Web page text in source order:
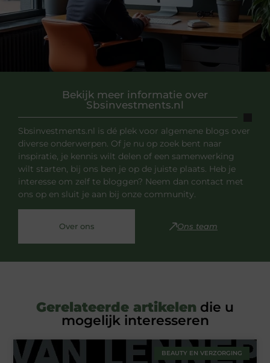
Bekijk meer informatie over
Sbsinvestments.nl
Sbsinvestments.nl is dé plek voor algemene blogs over
diverse onderwerpen. Of je nu op zoek bent naar
inspiratie, je kennis wilt delen of een samenwerking
wilt starten, bij ons ben je op de juiste plaats. Heb je
interesse om zelf te bloggen? Neem dan contact met
ons op en sluit je aan bij onze community.
Over ons Ons team
Gerelateerde artikelen die u
mogelijk interesseren
BEAUTY EN VERZORGING